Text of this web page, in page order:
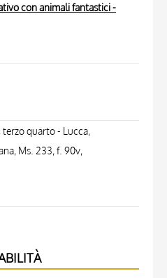
con animali fantastici -
quarto - Lucca,
Ms. 233, f. 90v,